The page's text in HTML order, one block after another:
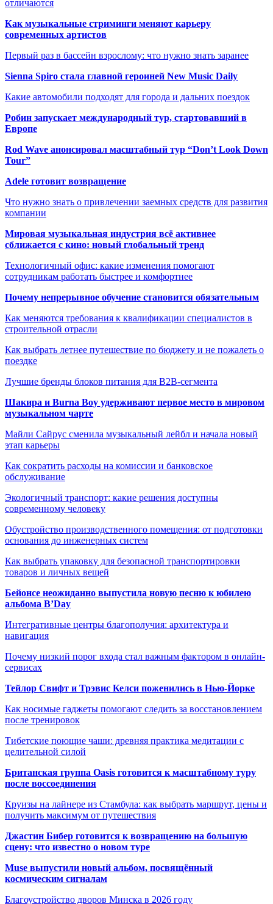
отличаются
Как музыкальные стриминги меняют карьеру
современных артистов
Первый раз в бассейн взрослому: что нужно знать заранее
Sienna Spiro стала главной героиней New Music Daily
Какие автомобили подходят для города и дальних поездок
Робин запускает международный тур, стартовавший в
Европе
Rod Wave анонсировал масштабный тур “Don’t Look Down
Tour”
Adele готовит возвращение
Что нужно знать о привлечении заемных средств для развития
компании
Мировая музыкальная индустрия всё активнее
сближается с кино: новый глобальный тренд
Технологичный офис: какие изменения помогают
сотрудникам работать быстрее и комфортнее
Почему непрерывное обучение становится обязательным
Как меняются требования к квалификации специалистов в
строительной отрасли
Как выбрать летнее путешествие по бюджету и не пожалеть о
поездке
Лучшие бренды блоков питания для B2B-сегмента
Шакира и Burna Boy удерживают первое место в мировом
музыкальном чарте
Майли Сайрус сменила музыкальный лейбл и начала новый
этап карьеры
Как сократить расходы на комиссии и банковское
обслуживание
Экологичный транспорт: какие решения доступны
современному человеку
Обустройство производственного помещения: от подготовки
основания до инженерных систем
Как выбрать упаковку для безопасной транспортировки
товаров и личных вещей
Бейонсе неожиданно выпустила новую песню к юбилею
альбома B’Day
Интегративные центры благополучия: архитектура и
навигация
Почему низкий порог входа стал важным фактором в онлайн-
сервисах
Тейлор Свифт и Трэвис Келси поженились в Нью-Йорке
Как носимые гаджеты помогают следить за восстановлением
после тренировок
Тибетские поющие чаши: древняя практика медитации с
целительной силой
Британская группа Oasis готовится к масштабному туру
после воссоединения
Круизы на лайнере из Стамбула: как выбрать маршрут, цены и
получить максимум от путешествия
Джастин Бибер готовится к возвращению на большую
сцену: что известно о новом туре
Muse выпустили новый альбом, посвящённый
космическим сигналам
Благоустройство дворов Минска в 2026 году